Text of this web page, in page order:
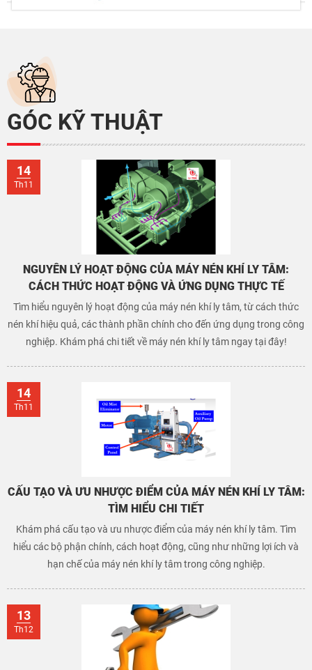
GÓC KỸ THUẬT
14
Th11
NGUYÊN LÝ HOẠT ĐỘNG CỦA MÁY NÉN KHÍ LY TÂM:
CÁCH THỨC HOẠT ĐỘNG VÀ ỨNG DỤNG THỰC TẾ
Tìm hiểu nguyên lý hoạt động của máy nén khí ly tâm, từ cách thức
nén khí hiệu quả, các thành phần chính cho đến ứng dụng trong công
nghiệp. Khám phá chi tiết về máy nén khí ly tâm ngay tại đây!
14
Th11
CẤU TẠO VÀ ƯU NHƯỢC ĐIỂM CỦA MÁY NÉN KHÍ LY TÂM:
TÌM HIỂU CHI TIẾT
Khám phá cấu tạo và ưu nhược điểm của máy nén khí ly tâm. Tìm
hiểu các bộ phận chính, cách hoạt động, cũng như những lợi ích và
hạn chế của máy nén khí ly tâm trong công nghiệp.
13
Th12